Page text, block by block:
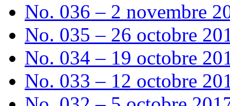
No. 036 – 2 novembre
No. 035 – 26 octobre
No. 034 – 19 octobre
No. 033 – 12 octobre